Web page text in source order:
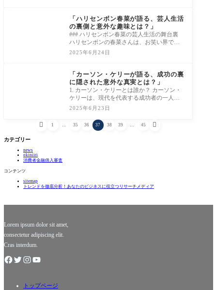
「ハリセンボン春菜が語る、芸人生活
の裏側と意外な趣味とは？」
### ハリセンボン春菜の芸人生活の舞台裏
ハリセンボンの春菜さんは、お笑い界で独
自の存在感を放つ芸人です。彼女の舞台の
裏側に
2025年6月24日
「カーソン・ケリーが語る、成功の裏
に隠された意外な真実とは？」
1. カーソン・ケリーとは誰か？ カーソン・
ケリーは、現代を代表する成功者の一人と
して、その名が広がっています。彼の多彩
2025年6月23日
 1 35 36 37 38 39 45 
カテゴリー
news
okiniiri
消費者金融借入審査
コンテンツ
sitemap
トレンドを徹底分析！あなたのビジネスに役立つリサーチメディア
Lorem ipsum dolor sit amet,
consectetur adipiscing elit.
Cras interdum.
トップページ